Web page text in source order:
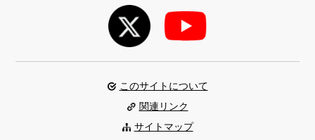
このサイトについて
関連リンク
サイトマップ